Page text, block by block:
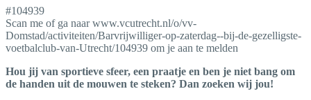
#104939
Scan me of ga naar www.vcutrecht.nl/o/vv-
Domstad/activiteiten/Barvrijwilliger-op-zaterdag--bij-de-gezelligste-
voetbalclub-van-Utrecht/104939 om je aan te melden
Hou jij van sportieve sfeer, een praatje en ben je niet bang om
de handen uit de mouwen te steken? Dan zoeken wij jou!